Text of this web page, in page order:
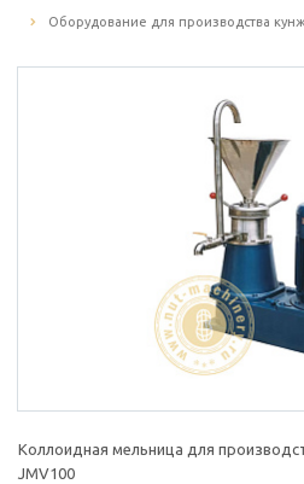
Оборудование для производства
Коллоидная мельница для
JMV100